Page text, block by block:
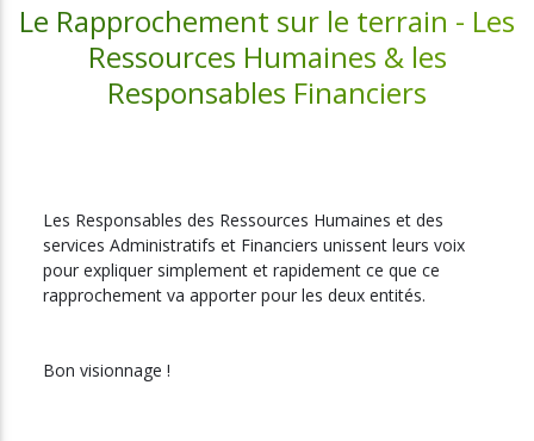
Le Rapprochement sur le terrain - Les
Ressources Humaines & les
Responsables Financiers
Les Responsables des Ressources Humaines et des
services Administratifs et Financiers unissent leurs voix
pour expliquer simplement et rapidement ce que ce
rapprochement va apporter pour les deux entités.
Bon visionnage !